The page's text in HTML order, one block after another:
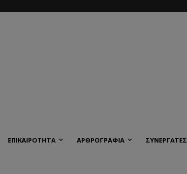
ΕΠΙΚΑΙΡΟΤΗΤΑ ΑΡΘΡΟΓΡΑΦΙΑ ΣΥΝΕΡΓΑΤΕΣ